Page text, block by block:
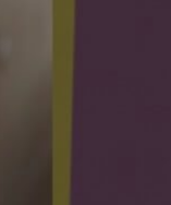
przekazując na
Seniora, wspierając